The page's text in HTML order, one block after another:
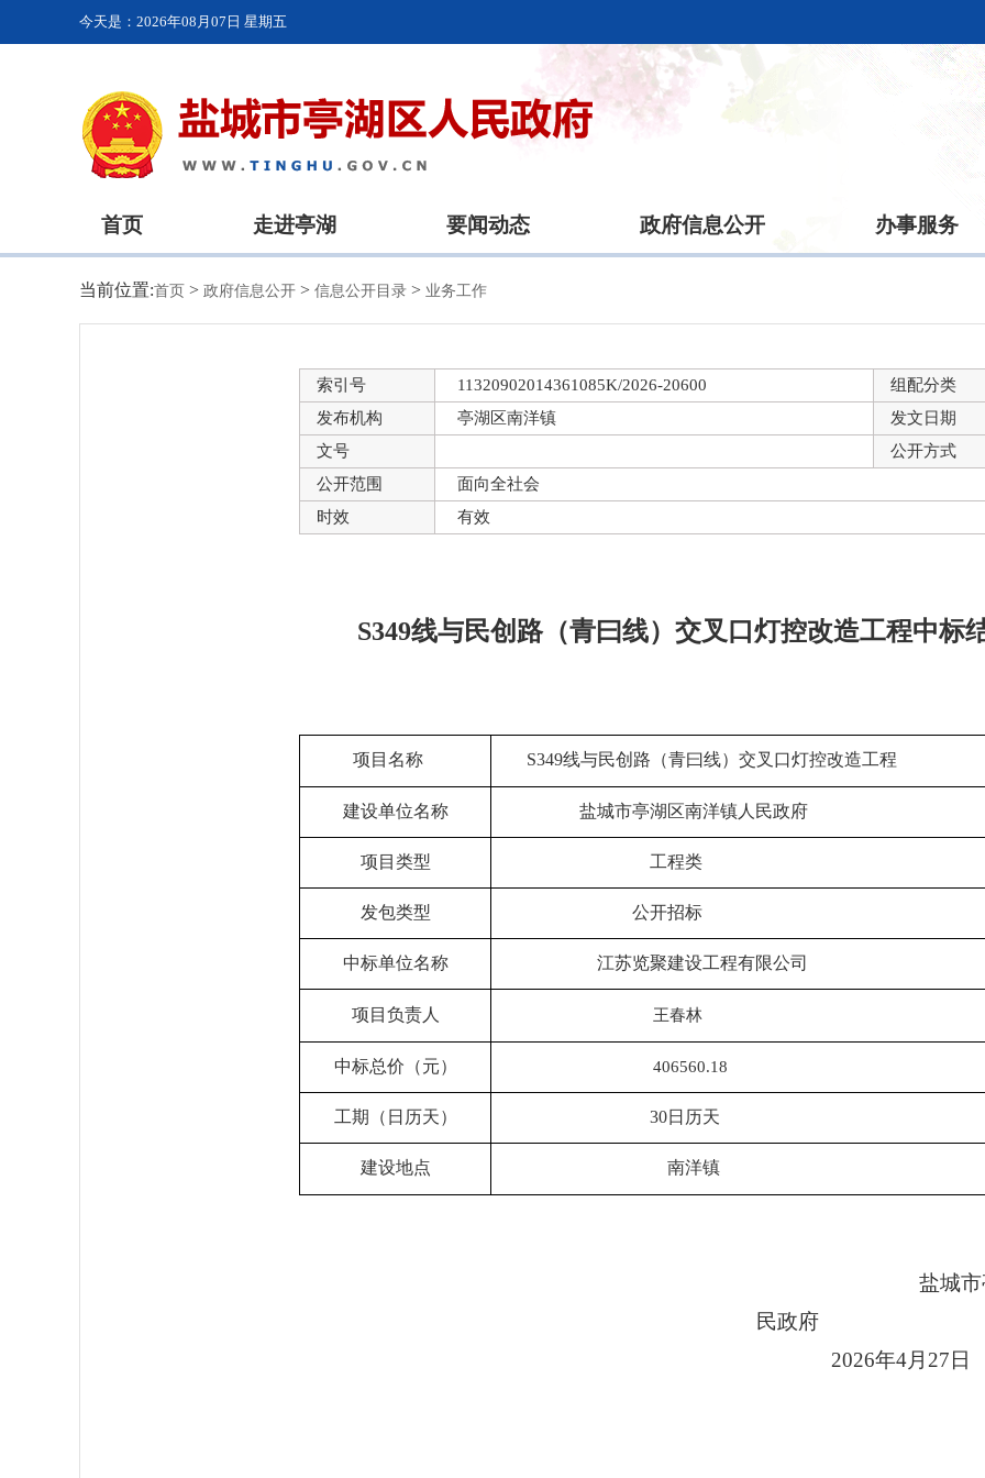
今天是： 2026年08月07日 星期五
首页 走进亭湖 要闻动态 政府信息公开 办事服务
当前位置:首页 > 政府信息公开 > 信息公开目录 > 业务工作
索引号 11320902014361085K/2026-20600
组配分类
发布机构
亭湖区南洋镇
发文日期
文号
公开方式
公开范围
面向全社会
时效
有效
S349线与民创路（青曰线）交叉口灯控改造工程中标
项目名称 S349线与民创路（青曰线）交叉口灯控改造工程
建设单位名称 盐城市亭湖区南洋镇人民政府
项目类型 工程类
发包类型 公开招标
中标单位名称 江苏览聚建设工程有限公司
项目负责人 王春林
中标总价（元） 406560.18
工期（日历天） 30日历天
建设地点 南洋镇
盐城
民政府
2026年4月 27 日